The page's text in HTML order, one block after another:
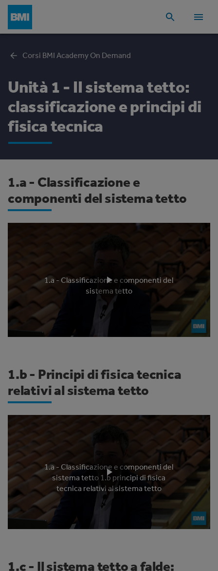
Corsi BMI Academy On Demand
Unità 1 - II sistema tetto:
classificazione e principi di
fisica tecnica
1.a - Classificazione e
componenti del sistema tetto
1.a - Classificazione e componenti del
sistema tetto
1.b - Principi di fisica tecnica
relativi al sistema tetto
1.a - Classificazione e componenti del
sistema tetto 1.b principi di fisica
tecnica relativi al sistema tetto
1.c - Il sistema tetto a falde: